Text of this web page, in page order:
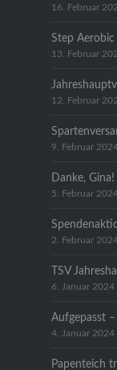
16. Februar
Step
13. Februar
12. Februar
9. Februar
Danke, Gina!
5. Februar
2. Februar
TSV
6. Januar 2024
Aufgepasst
4. Januar 2024
Papenteich